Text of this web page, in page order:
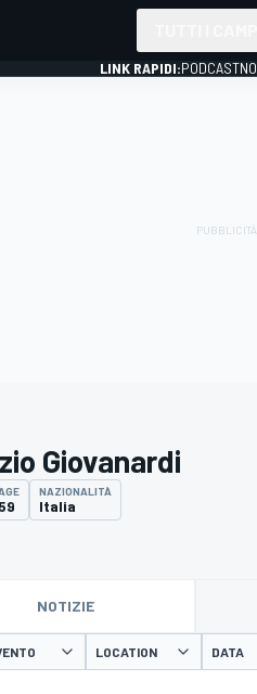
LINK RAPIDI:PODCAST
Giovanardi
59
NAZIONALITÀ
Italia
NOTIZIE
LOCATION DATA